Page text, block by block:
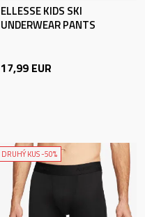
ELLESSE KIDS SKI
UNDERWEAR PANTS
17,99 EUR
DRUHÝ KUS -50%